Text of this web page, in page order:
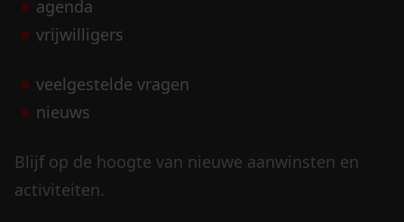
agenda
vrijwilligers
veelgestelde vragen
nieuws
Blijf op de hoogte van nieuwe aanwinsten en
activiteiten.